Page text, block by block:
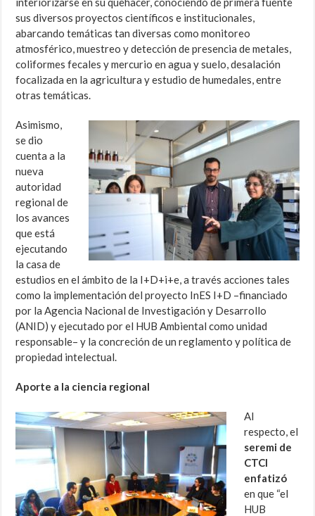
sus diversos proyectos científicos e institucionales,
abarcando temáticas tan diversas como monitoreo
atmosférico, muestreo y detección de presencia de metales,
coliformes fecales y mercurio en agua y suelo, desalación
focalizada en la agricultura y estudio de humedales, entre
otras temáticas.
Asimismo,
se dio
cuenta a la
nueva
autoridad
regional de
los avances
que está
ejecutando
la casa de
estudios en el ámbito de la I+D+i+e, a través acciones tales
como la implementación del proyecto InES I+D –financiado
por la Agencia Nacional de Investigación y Desarrollo
(ANID) y ejecutado por el HUB Ambiental como unidad
responsable– y la concreción de un reglamento y política de
propiedad intelectual.
Aporte a la ciencia regional
Al
respecto, el
seremi de
CTCI
enfatizó
en que “el
HUB